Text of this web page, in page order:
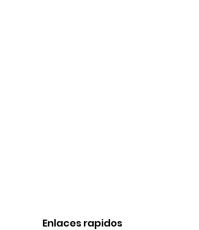
Enlaces rapidos